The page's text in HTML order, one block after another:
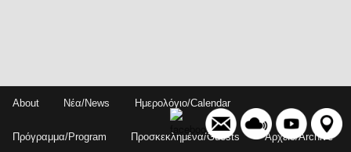
content
content
menu
About Νέα/News Ημερολόγιο/Calendar
Πρόγραμμα/Program Προσκεκλημένα/Guests Αρχείο/Archive